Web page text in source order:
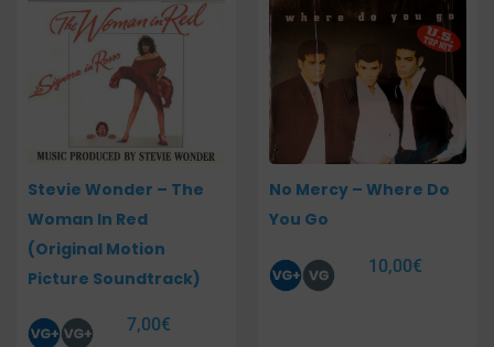
Stevie Wonder – The
Woman In Red
(Original Motion
Picture Soundtrack)
7,00€
No Mercy – Where Do
You Go
10,00€